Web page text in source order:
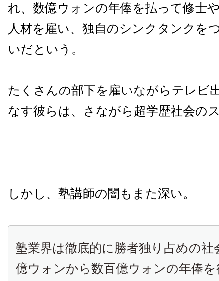
れ、数億ウォンの年俸を払って修士
人材を雇い、独自のシンクタンクを
いだという。
たくさんの部下を雇いながらテレビ
なす彼らは、さながら超学歴社会の
しかし、塾講師の闇もまた深い。
塾業界は徹底的に勝者独り占めの社
億ウォンから数百億ウォンの年俸